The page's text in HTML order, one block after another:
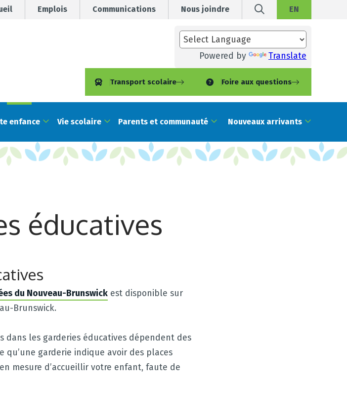
Emplois Communications Nous joindre EN
Powered by Translate
Transport scolaire Foire aux questions
enfance Vie scolaire Parents et communauté Nouveaux arrivants
éducatives
du Nouveau-Brunswick est disponible sur
Brunswick.
les garderies éducatives dépendent des
qu’une garderie indique avoir des places
mesure d’accueillir votre enfant, faute de